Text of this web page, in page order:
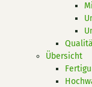
Übersicht